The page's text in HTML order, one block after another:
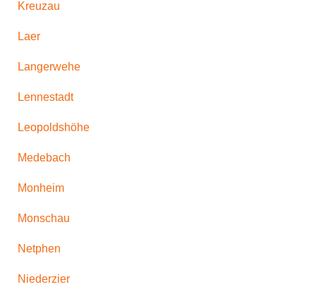
Kreuzau
Laer
Langerwehe
Lennestadt
Leopoldshöhe
Medebach
Monheim
Monschau
Netphen
Niederzier